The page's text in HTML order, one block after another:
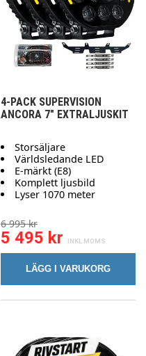
4-PACK SUPERVISION
ANCORA 7" EXTRALJUSKIT
Storsäljare
Världsledande LED
E-märkt (E8)
Komplett ljusbild
Lyser 1070 meter
6 995 kr
5 495 kr
LÄGG I VARUKORG